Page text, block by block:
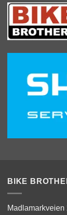
BIKE
Madlamarkveien